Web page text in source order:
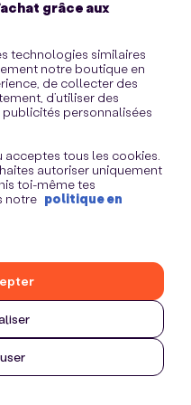
grâce aux
technologies similaires
notre boutique en
de collecter des
d’utiliser des
personnalisées
acceptes tous les cookies.
autoriser uniquement
toi-même tes
notre politique en